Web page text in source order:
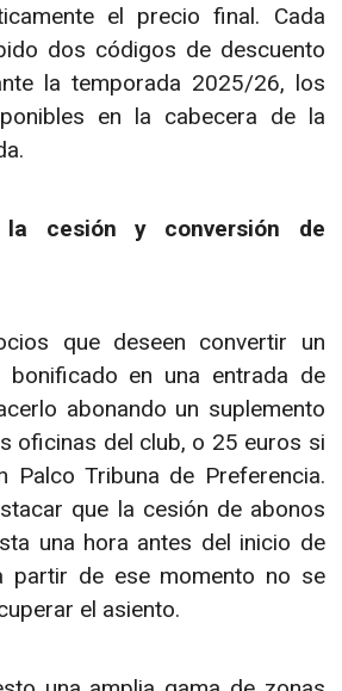
el precio final. Cada
dos códigos de descuento
la temporada 2025/26, los
en la cabecera de la
la cesión y conversión de
que deseen convertir un
en una entrada de
abonando un suplemento
oficinas del club, o 25 euros si
Palco Tribuna de Preferencia.
que la cesión de abonos
una hora antes del inicio de
partir de ese momento no se
el asiento.